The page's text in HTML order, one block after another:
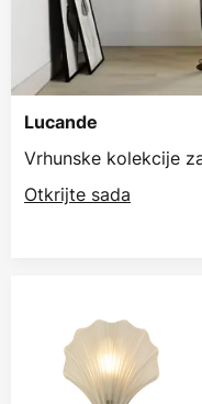
Lucande
Vrhunske kolekcije
Otkrijte sada